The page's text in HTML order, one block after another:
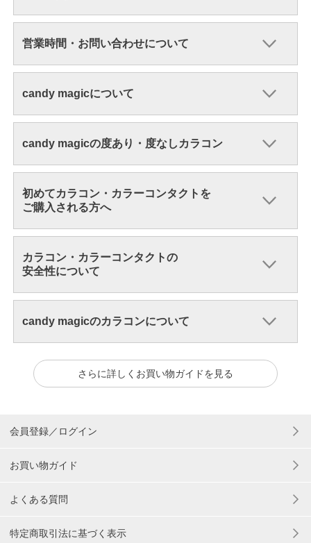
営業時間・お問い合わせについて
candy magicについて
candy magicの度あり・度なしカラコン
初めてカラコン・カラーコンタクトを
ご購入される方へ
カラコン・カラーコンタクトの
安全性について
candy magicのカラコンについて
さらに詳しくお買い物ガイドを見る
会員登録／ログイン
お買い物ガイド
よくある質問
特定商取引法に基づく表示